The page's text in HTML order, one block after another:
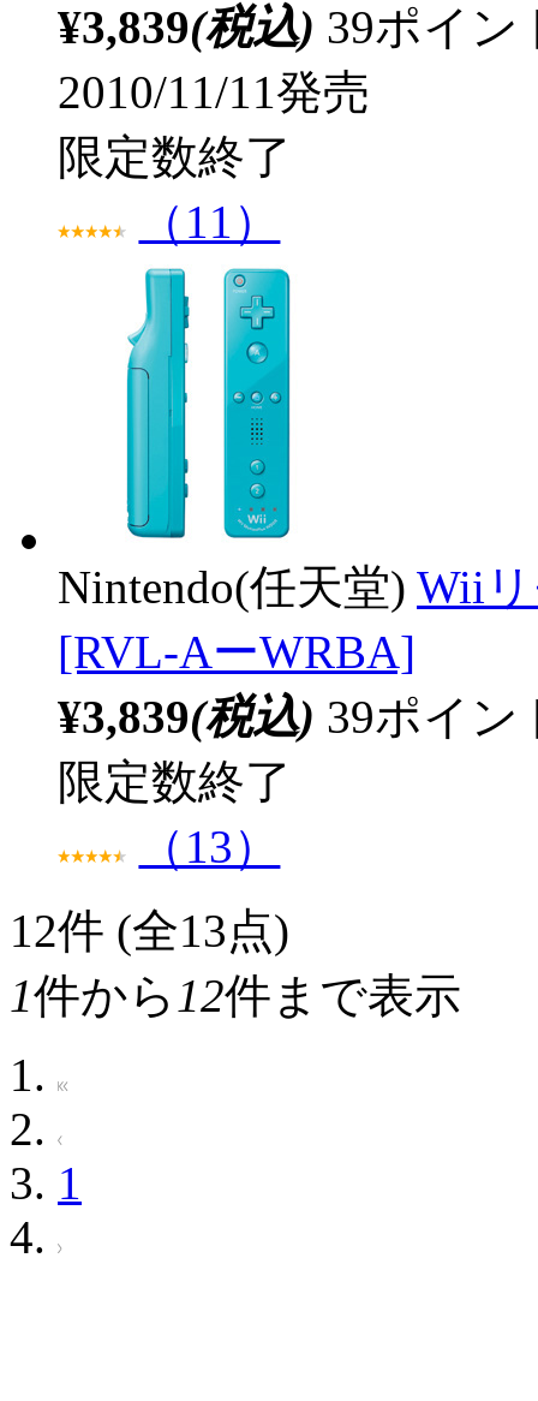
¥3,839(税込) 39ポイ
2010/11/11発売
限定数終了
（11）
Nintendo(任天堂) Wii
[RVL-AーWRBA]
¥3,839(税込) 39ポイ
限定数終了
（13）
12件 (全13点)
1件から 12件まで表示
1